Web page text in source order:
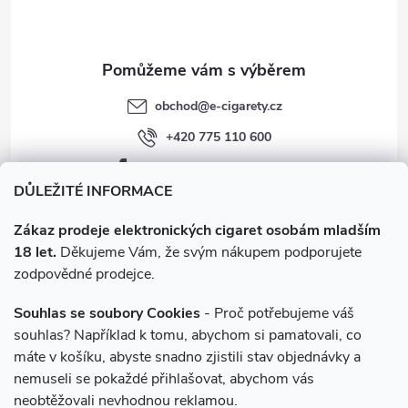
DŮLEŽITÉ INFORMACE
Zákaz prodeje elektronických cigaret osobám mladším
18 let. Děkujeme Vám, že svým nákupem podporujete
zodpovědné prodejce.
Souhlas se soubory Cookies - Proč potřebujeme váš
souhlas? Například k tomu, abychom si pamatovali, co
máte v košíku, abyste snadno zjistili stav objednávky a
nemuseli se pokaždé přihlašovat, abychom vás
neobtěžovali nevhodnou reklamou.
p
i
s
u
obchod@e-cigarety.cz
+420 775 110 600
facebook.com/e-cigarety.cz
Instagram